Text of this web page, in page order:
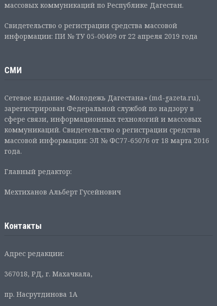
массовых коммуникаций по Республике Дагестан.
Свидетельство о регистрации средства массовой
информации: ПИ № ТУ 05-00409 от 22 апреля 2019 года
СМИ
Сетевое издание «Молодежь Дагестана» (md-gazeta.ru),
зарегистрирован Федеральной службой по надзору в
сфере связи, информационных технологий и массовых
коммуникаций. Свидетельство о регистрации средства
массовой информации: ЭЛ № ФС77-65076 от 18 марта 2016
года.
Главный редактор:
Мехтиханов Альберт Гусейнович
Контакты
Адрес редакции:
367018, РД, г. Махачкала,
пр. Насрутдинова 1А